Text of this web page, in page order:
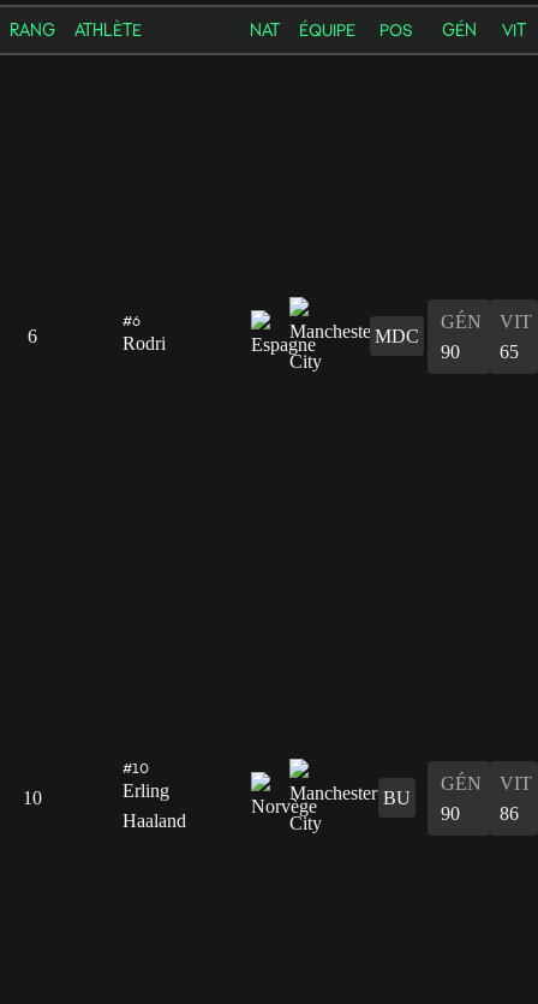
RANG ATHLÈTE NAT ÉQUIPE POS GÉN VIT
6
#6
Rodri MDC
GÉN
90
VIT
65
10
#10
Erling
Haaland
BU
GÉN
90
VIT
86